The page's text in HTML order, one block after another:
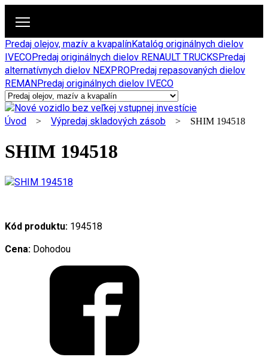
Predaj olejov, mazív a kvapalínKatalóg originálnych dielov
IVECOPredaj originálnych dielov RENAULT TRUCKSPredaj
alternatívnych dielov NEXPROPredaj repasovaných dielov
REMANPredaj originálnych dielov IVECO
Úvod > Výpredaj skladových zásob > SHIM 194518
SHIM 194518
Kód produktu: 194518
Cena: Dohodou